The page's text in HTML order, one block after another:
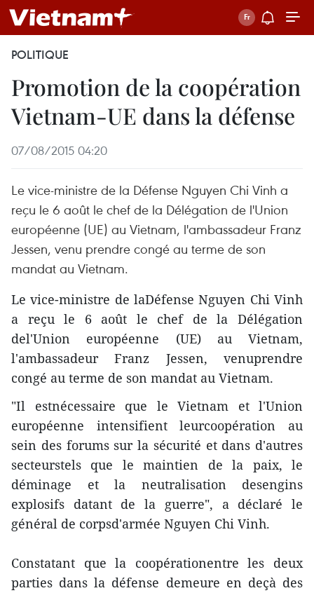
POLITIQUE
Promotion de la coopération
Vietnam-UE dans la défense
07/08/2015 04:20
Le vice-ministre de la Défense Nguyen Chi Vinh a
reçu le 6 août le chef de la Délégation de l'Union
européenne (UE) au Vietnam, l'ambassadeur Franz
Jessen, venu prendre congé au terme de son
mandat au Vietnam.
Le vice-ministre de laDéfense Nguyen Chi Vinh
a reçu le 6 août le chef de la Délégation
del'Union européenne (UE) au Vietnam,
l'ambassadeur Franz Jessen, venuprendre
congé au terme de son mandat au Vietnam.
"Il estnécessaire que le Vietnam et l'Union
européenne intensifient leurcoopération au
sein des forums sur la sécurité et dans d'autres
secteurstels que le maintien de la paix, le
déminage et la neutralisation desengins
explosifs datant de la guerre", a déclaré le
général de corpsd'armée Nguyen Chi Vinh.
Constatant que la coopérationentre les deux
parties dans la défense demeure en deçà des